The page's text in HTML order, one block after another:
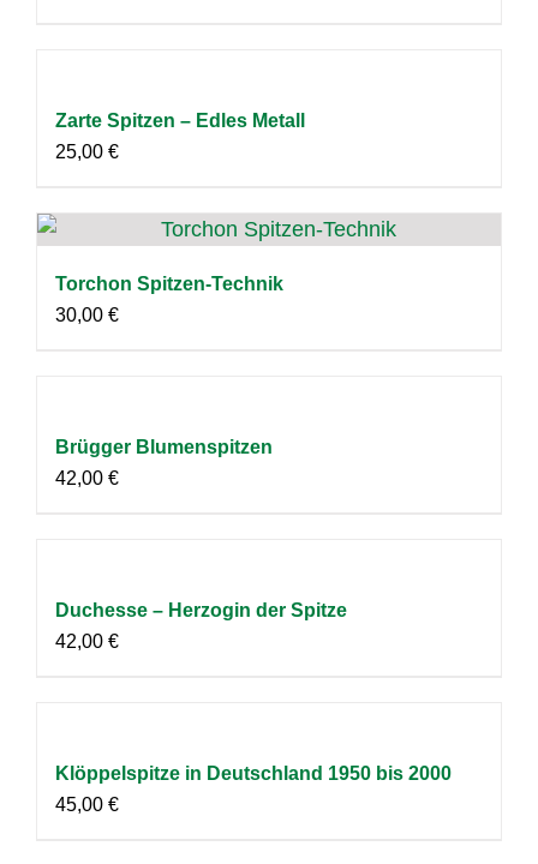
Zarte Spitzen – Edles Metall
25,00 €
Torchon Spitzen-Technik
30,00 €
Brügger Blumenspitzen
42,00 €
Duchesse – Herzogin der Spitze
42,00 €
Klöppelspitze in Deutschland 1950 bis 2000
45,00 €